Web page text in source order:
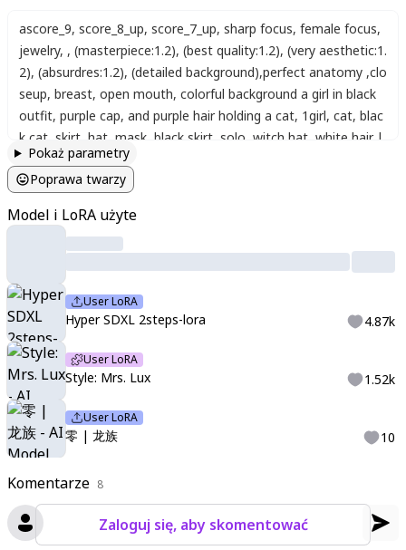
Komentarze 8
Zaloguj się, aby skomentować
ascore_9, score_8_up, score_7_up, sharp focus, female focus,
jewelry, , (masterpiece:1.2), (best quality:1.2), (very aesthetic:1.
2), (absurdres:1.2), (detailed background),perfect anatomy ,clo
seup, breast, open mouth, colorful background a girl in black
outfit, purple cap, and purple hair holding a cat, 1girl, cat, blac
k cat skirt hat mask black skirt solo witch hat white hair, l
ooking at viewer, yellow eyes
er,((),Luxurious_clothes, beautiful_jewelry, sophisticated_look,
blonde eyelashes, hairbun, hair ornament,
Pokaż parametry
Poprawa twarzy
Model i LoRA użyte
User LoRA
Hyper SDXL 2steps-lora 4.87k
User LoRA
Style: Mrs. Lux 1.52k
User LoRA
零 | 龙族 10